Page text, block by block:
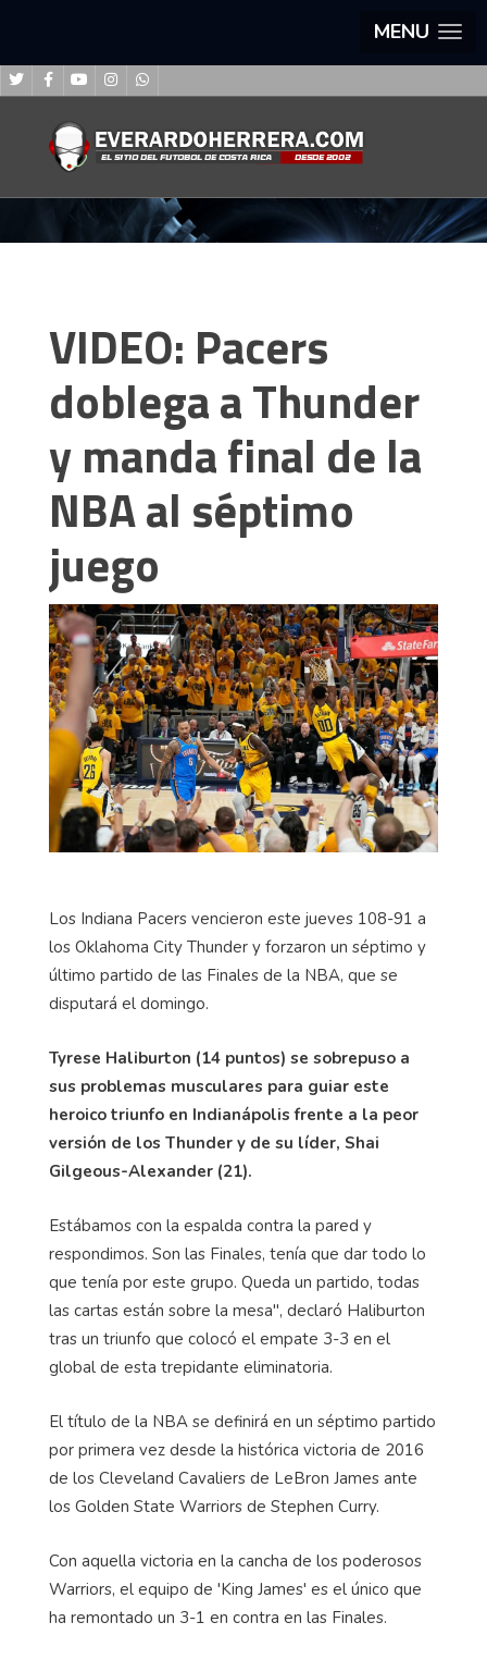
MENU
VIDEO: Pacers
doblega a Thunder
y manda final de la
NBA al séptimo
juego
Los Indiana Pacers vencieron este jueves 108-91 a
los Oklahoma City Thunder y forzaron un séptimo y
último partido de las Finales de la NBA, que se
disputará el domingo.
Tyrese Haliburton (14 puntos) se sobrepuso a
sus problemas musculares para guiar este
heroico triunfo en Indianápolis frente a la peor
versión de los Thunder y de su líder, Shai
Gilgeous-Alexander (21).
Estábamos con la espalda contra la pared y
respondimos. Son las Finales, tenía que dar todo lo
que tenía por este grupo. Queda un partido, todas
las cartas están sobre la mesa", declaró Haliburton
tras un triunfo que colocó el empate 3-3 en el
global de esta trepidante eliminatoria.
El título de la NBA se definirá en un séptimo partido
por primera vez desde la histórica victoria de 2016
de los Cleveland Cavaliers de LeBron James ante
los Golden State Warriors de Stephen Curry.
Con aquella victoria en la cancha de los poderosos
Warriors, el equipo de 'King James' es el único que
ha remontado un 3-1 en contra en las Finales.